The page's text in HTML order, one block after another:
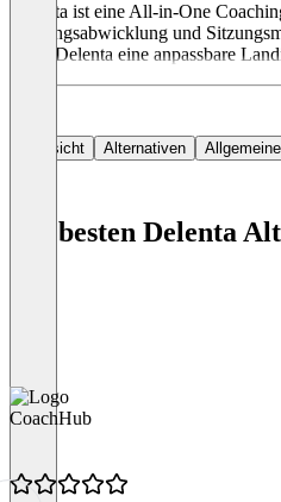
Delenta ist eine All-in-One
Zahlungsabwicklung und
bietet Delenta eine anpassbare
Übersicht Alternativen
Die besten Delenta
CoachHub